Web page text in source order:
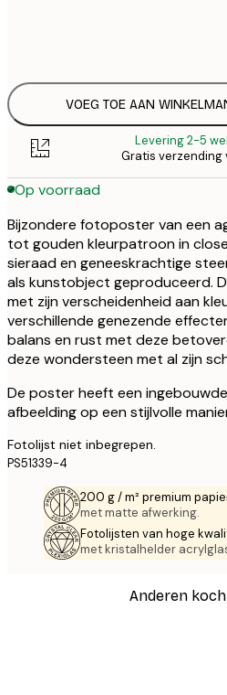
VOEG TOE AAN
Levering 2-5
Gratis verzending
Op voorraad
Bijzondere fotoposter van een
tot gouden kleurpatroon in
sieraad en geneeskrachtige
als kunstobject geproduceerd.
met zijn verscheidenheid aan
verschillende genezende
balans en rust met deze
deze wondersteen met al zijn
De poster heeft een
afbeelding op een stijlvolle
Fotolijst niet inbegrepen.
PS51339-4
200 g / m² premium
met matte afwerking.
Fotolijsten van hoge
met kristalhelder
Anderen